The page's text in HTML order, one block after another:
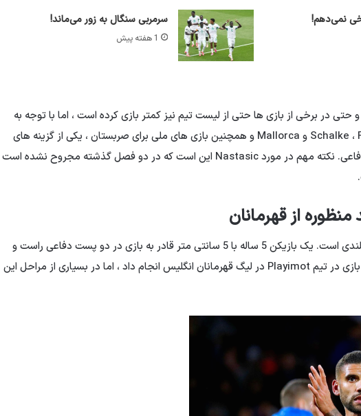
نمی‌دهم! سرمربی سنگال به زور می‌ماند!
1 هفته پیش
در برخی از بازی ها حتی از لیست تیم نیز کمتر بازی کرده است ، اما با توجه به
پیشینه وی در تیم هایی مانند Schalke ، Fiorentina و Mallorca و همچنین بازی های ملی برای صربستان ، یکی از گزینه های
جدی Persepolis برای تقویت قلب خط دفاعی. نکته مهم در مورد Nastasic این است که در دو فصل گذشته مجروح نشده است
از قهرمانان
گزینه دوم در رسانه ها ویکتور پالسون ایسلندی است. یک بازیکن 5 ساله با 5 سانتی متر قادر به بازی در دو پست دفاعی راست و
دفاع میانه است. پالسون فصل گذشته دو بازی در تیم Playimot در لیگ قهرمانان انگلیس انجام داد ، اما در بسیاری از مراحل این